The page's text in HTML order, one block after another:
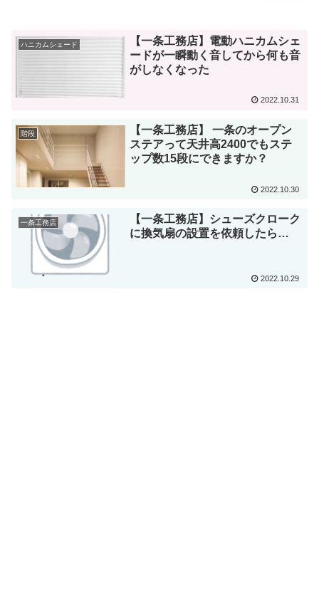
ハニカムシェード
【一条工務店】電動ハニカムシェ
ードが一瞬動く音してから何も音
がしなくなった
2022.10.31
階段
【一条工務店】 一条のオープン
ステアって天井高2400でもステ
ップ数15段にできますか？
2022.10.30
一条工務店
【一条工務店】シューズクローク
に換気扇の設置を依頼したら…
2022.10.29